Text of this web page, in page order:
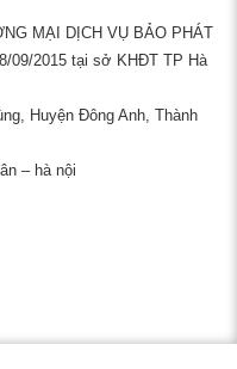
MẠI DỊCH VỤ BẢO PHÁT
09/2015 tại sở KHĐT TP Hà
Huyện Đông Anh, Thành
– hà nội